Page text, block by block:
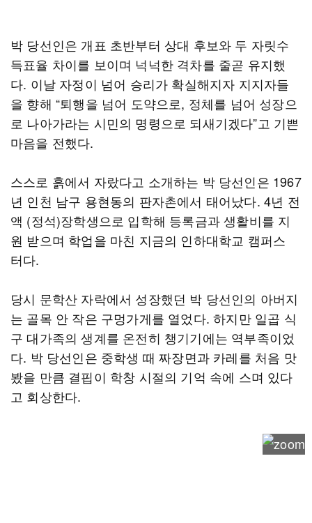
박 당선인은 개표 초반부터 상대 후보와 두 자릿수
득표율 차이를 보이며 넉넉한 격차를 줄곧 유지했
다. 이날 자정이 넘어 승리가 확실해지자 지지자들
을 향해 “퇴행을 넘어 도약으로, 정체를 넘어 성장으
로 나아가라는 시민의 명령으로 되새기겠다”고 기쁜
마음을 전했다.
스스로 흙에서 자랐다고 소개하는 박 당선인은 1967
년 인천 남구 용현동의 판자촌에서 태어났다. 4년 전
액 (정석)장학생으로 입학해 등록금과 생활비를 지
원 받으며 학업을 마친 지금의 인하대학교 캠퍼스
터다.
당시 문학산 자락에서 성장했던 박 당선인의 아버지
는 골목 안 작은 구멍가게를 열었다. 하지만 일곱 식
구 대가족의 생계를 온전히 챙기기에는 역부족이었
다. 박 당선인은 중학생 때 짜장면과 카레를 처음 맛
봤을 만큼 결핍이 학창 시절의 기억 속에 스며 있다
고 회상한다.